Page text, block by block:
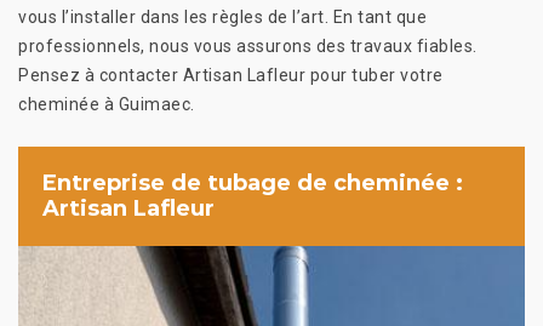
vous l’installer dans les règles de l’art. En tant que
professionnels, nous vous assurons des travaux fiables.
Pensez à contacter Artisan Lafleur pour tuber votre
cheminée à Guimaec.
Entreprise de tubage de cheminée :
Artisan Lafleur